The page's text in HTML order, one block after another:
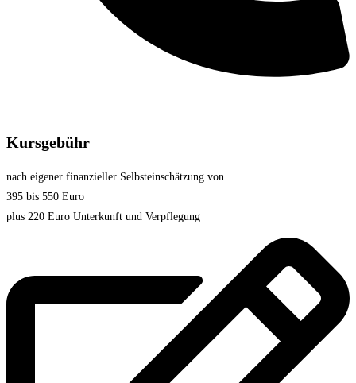
Kursgebühr
nach eigener finanzieller Selbsteinschätzung von
395 bis 550 Euro
plus 220 Euro Unterkunft und Verpflegung